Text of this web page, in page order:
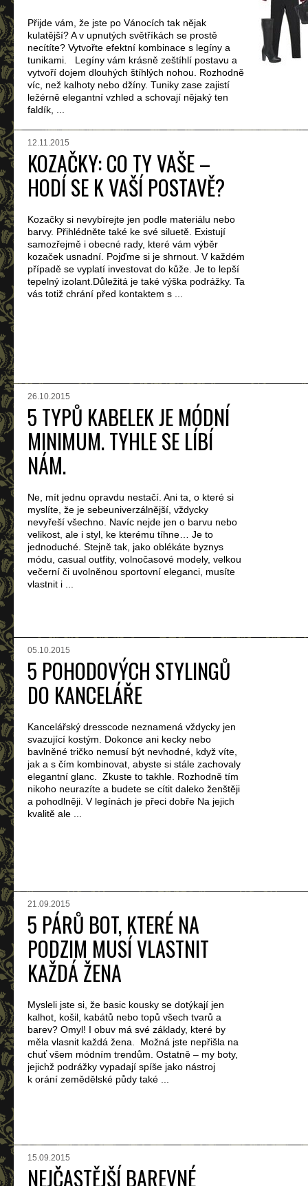
Přijde vám, že jste po Vánocích tak nějak
kulatější? A v upnutých světříkách se prostě
necítíte? Vytvořte efektní kombinace s legíny a
tunikami. Legíny vám krásně zeštíhlí postavu a
vytvoří dojem dlouhých štíhlých nohou. Rozhodně
víc, než kalhoty nebo džíny. Tuniky zase zajistí
ležérně elegantní vzhled a schovají nějaký ten
faldík, ...
12.11.2015
KOZAČKY: CO TY VAŠE –
HODÍ SE K VAŠÍ POSTAVĚ?
Kozačky si nevybírejte jen podle materiálu nebo
barvy. Přihlédněte také ke své siluetě. Existují
samozřejmě i obecné rady, které vám výběr
kozaček usnadní. Pojďme si je shrnout. V každém
případě se vyplatí investovat do kůže. Je to lepší
tepelný izolant.Důležitá je také výška podrážky. Ta
vás totiž chrání před kontaktem s ...
26.10.2015
5 TYPŮ KABELEK JE MÓDNÍ
MINIMUM. TYHLE SE LÍBÍ
NÁM.
Ne, mít jednu opravdu nestačí. Ani ta, o které si
myslíte, že je sebeuniverzálnější, vždycky
nevyřeší všechno. Navíc nejde jen o barvu nebo
velikost, ale i styl, ke kterému tíhne… Je to
jednoduché. Stejně tak, jako oblékáte byznys
módu, casual outfity, volnočasové modely, velkou
večerní či uvolněnou sportovní eleganci, musíte
vlastnit i ...
05.10.2015
5 POHODOVÝCH STYLINGŮ
DO KANCELÁŘE
Kancelářský dresscode neznamená vždycky jen
svazující kostým. Dokonce ani kecky nebo
bavlněné tričko nemusí být nevhodné, když víte,
jak a s čím kombinovat, abyste si stále zachovaly
elegantní glanc. Zkuste to takhle. Rozhodně tím
nikoho neurazíte a budete se cítit daleko ženštěji
a pohodlněji. V legínách je přeci dobře Na jejich
kvalitě ale ...
21.09.2015
5 PÁRŮ BOT, KTERÉ NA
PODZIM MUSÍ VLASTNIT
KAŽDÁ ŽENA
Mysleli jste si, že basic kousky se dotýkají jen
kalhot, košil, kabátů nebo topů všech tvarů a
barev? Omyl! I obuv má své základy, které by
měla vlasnit každá žena. Možná jste nepřišla na
chuť všem módním trendům. Ostatně – my boty,
jejichž podrážky vypadají spíše jako nástroj
k orání zemědělské půdy také ...
15.09.2015
NEJČASTĚJŠÍ BAREVNÉ